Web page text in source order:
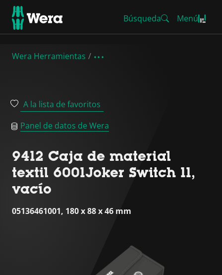
Búsqueda Menú
Wera Herramientas
A la lista de favoritos
Panel de datos de Wera
9412 Caja de material
textil 6001Joker Switch 11,
vacío
05136461001, 180 x 88 x 46 mm